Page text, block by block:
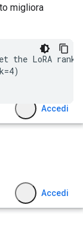
migliora
the LoRA